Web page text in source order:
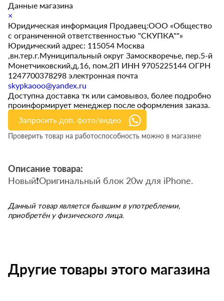
Данные магазина
×
Юридическая информация Продавец:ООО «Общество
с ограниченной ответственностью "СКУПКА""»
Юридический адрес: 115054 Москва
,вн.тер.г.Муниципальный округ Замоскворечье, пер.5-й
Монетчиковский,д.16, пом.2П ИНН 9705225144 ОГРН
1247700378298 электронная почта
skypkaooo@yandex.ru
Доступна доставка тк или самовывоз, более подробно
проинформирует менеджер после оформления заказа.
Запросить доп. фото/видео
Проверить товар на работоспособность можно в магазине
Описание товара:
Новый❗️Оригинальный блок 20w для iPhone.
Данный товар является бывшим в употреблении,
приобретён у физического лица.
Другие товары этого магазина